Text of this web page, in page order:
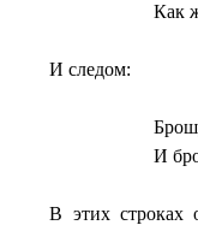
Как
И следом:
И
В этих строках